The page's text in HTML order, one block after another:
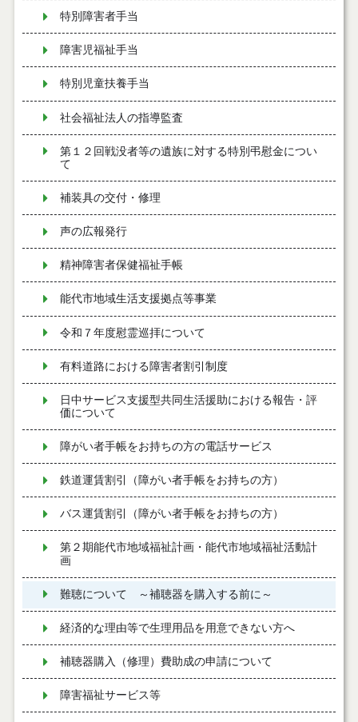
特別障害者手当
障害児福祉手当
特別児童扶養手当
社会福祉法人の指導監査
第１２回戦没者等の遺族に対する特別弔慰金につい
て
補装具の交付・修理
声の広報発行
精神障害者保健福祉手帳
能代市地域生活支援拠点等事業
令和７年度慰霊巡拝について
有料道路における障害者割引制度
日中サービス支援型共同生活援助における報告・評
価について
障がい者手帳をお持ちの方の電話サービス
鉄道運賃割引（障がい者手帳をお持ちの方）
バス運賃割引（障がい者手帳をお持ちの方）
第２期能代市地域福祉計画・能代市地域福祉活動計
画
難聴について ～補聴器を購入する前に～
経済的な理由等で生理用品を用意できない方へ
補聴器購入（修理）費助成の申請について
障害福祉サービス等